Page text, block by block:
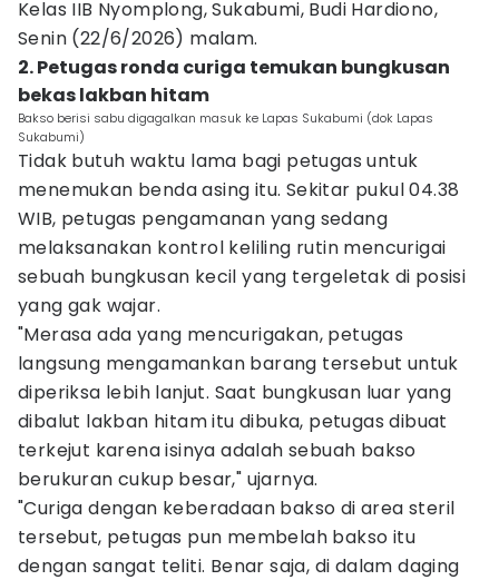
Kelas IIB Nyomplong, Sukabumi, Budi Hardiono,
Senin (22/6/2026) malam.
2. Petugas ronda curiga temukan bungkusan
bekas lakban hitam
Bakso berisi sabu digagalkan masuk ke Lapas Sukabumi (dok Lapas
Sukabumi)
Tidak butuh waktu lama bagi petugas untuk
menemukan benda asing itu. Sekitar pukul 04.38
WIB, petugas pengamanan yang sedang
melaksanakan kontrol keliling rutin mencurigai
sebuah bungkusan kecil yang tergeletak di posisi
yang gak wajar.
"Merasa ada yang mencurigakan, petugas
langsung mengamankan barang tersebut untuk
diperiksa lebih lanjut. Saat bungkusan luar yang
dibalut lakban hitam itu dibuka, petugas dibuat
terkejut karena isinya adalah sebuah bakso
berukuran cukup besar," ujarnya.
"Curiga dengan keberadaan bakso di area steril
tersebut, petugas pun membelah bakso itu
dengan sangat teliti. Benar saja, di dalam daging